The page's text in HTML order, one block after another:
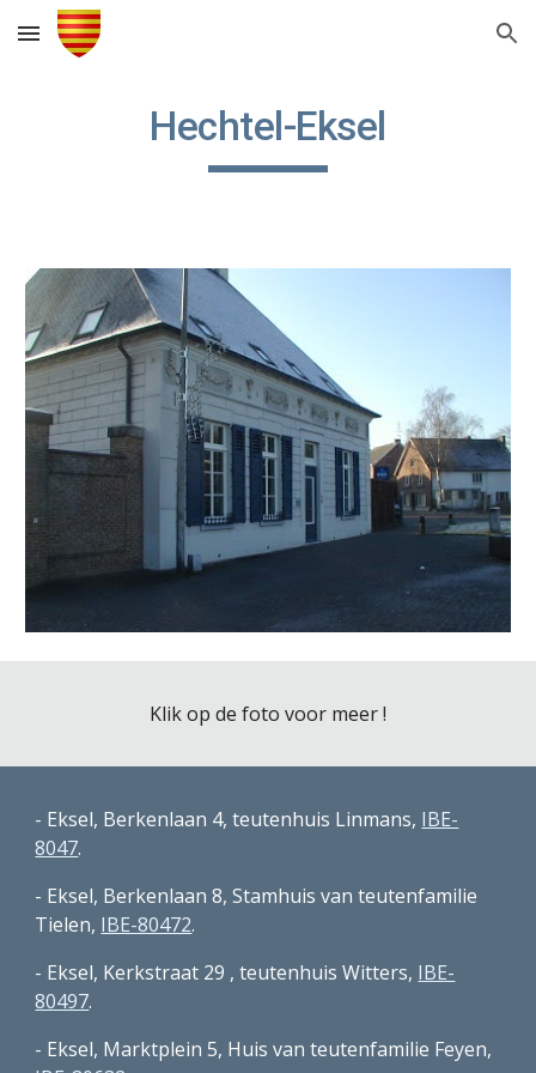
Skip to main content Skip to navigation
Hechtel-Eksel
Klik op de foto voor meer !
- Eksel, Berkenlaan 4, teutenhuis Linmans, IBE-
8047.
- Eksel, Berkenlaan 8, Stamhuis van teutenfamilie
Tielen, IBE-80472.
- Eksel, Kerkstraat 29 , teutenhuis Witters, IBE-
80497.